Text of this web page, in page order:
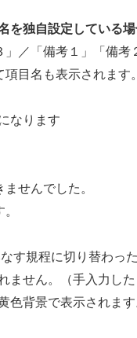
独自設定している
「備考１」「備考２
名も表示されます。
なります
せんでした。
程に切り替わった
ん。（手入力した
景で表示されます